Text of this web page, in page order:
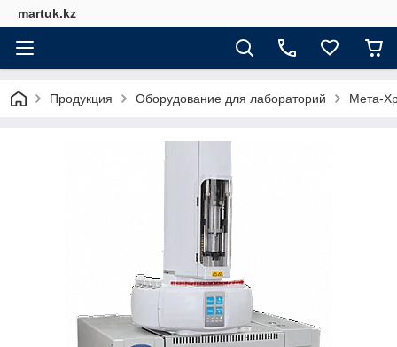
martuk.kz
Продукция Оборудование для лабораторий Мета-